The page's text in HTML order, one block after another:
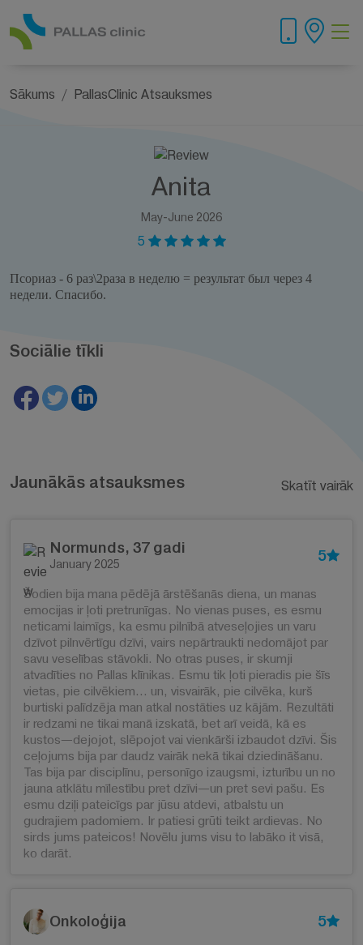
Sākums PallasClinic Atsauksmes
Anita
May-June 2026
5
Псориаз - 6 раз\2раза в неделю = результат был через 4
недели. Спасибо.
Sociālie tīkli
Jaunākās atsauksmes Skatīt vairāk
Normunds, 37 gadi
January 2025 5
Šodien bija mana pēdējā ārstēšanās diena, un manas
emocijas ir ļoti pretrunīgas. No vienas puses, es esmu
neticami laimīgs, ka esmu pilnībā atveseļojies un varu
dzīvot pilnvērtīgu dzīvi, vairs nepārtraukti nedomājot par
savu veselības stāvokli. No otras puses, ir skumji
atvadīties no Pallas klīnikas. Esmu tik ļoti pieradis pie šīs
vietas, pie cilvēkiem… un, visvairāk, pie cilvēka, kurš
burtiski palīdzēja man atkal nostāties uz kājām. Rezultāti
ir redzami ne tikai manā izskatā, bet arī veidā, kā es
kustos—dejojot, slēpojot vai vienkārši izbaudot dzīvi. Šis
ceļojums bija par daudz vairāk nekā tikai dziedināšanu.
Tas bija par disciplīnu, personīgo izaugsmi, izturību un no
jauna atklātu mīlestību pret dzīvi—un pret sevi pašu. Es
esmu dziļi pateicīgs par jūsu atdevi, atbalstu un
gudrajiem padomiem. Ir patiesi grūti teikt ardievas. No
sirds jums pateicos! Novēlu jums visu to labāko it visā,
ko darāt.
Onkoloģija 5